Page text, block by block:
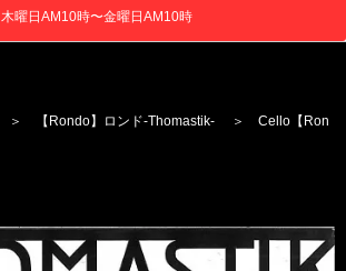
木曜日AM10時〜金曜日AM10時
＞ 【Rondo】 ロンド-Thomastik- ＞ Cello【Ron